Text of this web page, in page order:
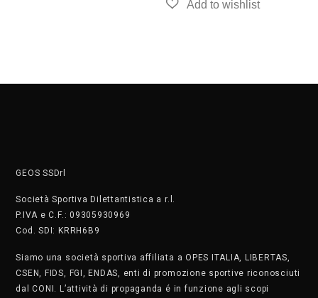
GEOS SSDrl
Società Sportiva Dilettantistica a r.l.
P.IVA e C.F.: 09305930969
Cod. SDI: KRRH6B9
Siamo una società sportiva affiliata a OPES ITALIA, LIBERTAS,
CSEN, FIDS, FGI, ENDAS, enti di promozione sportive riconosciuti
dal CONI. L’attività di propaganda é in funzione agli scopi